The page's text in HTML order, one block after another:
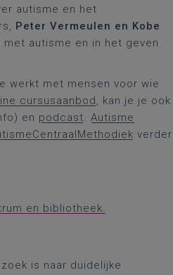
autisme en het
Peter Vermeulen en Kobe
autisme en in het geven
werkt met mensen voor wie
cursusaanbod, kan je je ook
en podcast. Autisme
verder
en bibliotheek.
is naar duidelijke